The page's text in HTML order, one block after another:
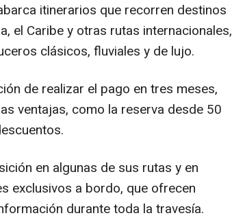
itinerarios que recorren destinos
el Caribe y otras rutas internacionales,
clásicos, fluviales y de lujo.
de realizar el pago en tres meses,
ventajas, como la reserva desde 50
en algunas de sus rutas y en
exclusivos a bordo, que ofrecen
durante toda la travesía.